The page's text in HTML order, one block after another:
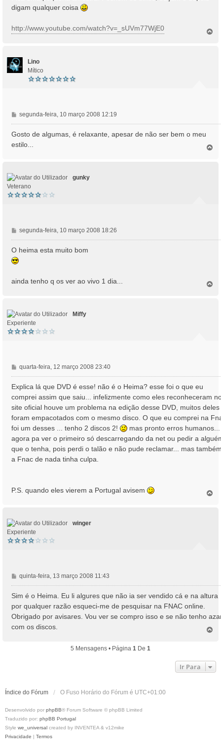
digam qualquer coisa
http://www.youtube.com/watch?v=_sUVm77WjE0
Lino
Mítico
M
e
a
m
segunda-feira, 10 março 2008 12:19
Gosto de algumas, é relaxante, apesar de não ser bem o meu
estilo...
gunky
Veterano
M
e
n
s
a
e
segunda-feira, 10 março 2008 18:26
O heima esta muito bom
ainda tenho q os ver ao vivo 1 dia...
Miffy
Experiente
M
e
n
s
a
g
e
m
quarta-feira, 12 março 2008 23:40
Explica lá que DVD é esse! não é o Heima? esse foi o que eu
comprei assim que saiu... infelizmente como eles reconheceram
site oficial houve um problema na edição desse DVD, muitos deles
foram empacotados com o mesmo disco. O que eu comprei na
foi um desses ... tenho 2 discos 2!
mas pronto erros humanos...
agora pa ver o primeiro só descarregando da net ou pedir a
que o tenha, pois perdi o talão e não pude reclamar... mas
a Fnac de nada tinha culpa.
P.S. quando eles vierem a Portugal avisem
winger
Experiente
M
e
n
g
e
quinta-feira, 13 março 2008 11:43
Sim é o Heima. Eu li algures que não ia ser vendido cá e na altura
por qualquer razão esqueci-me de pesquisar na FNAC online.
Obrigado por avisares. Vou ver se compro isso e se não tenho
com os discos.
5 Mensagens • Página 1 De 1
Ir Para
Índice do Fórum O Fuso Horário do Fórum é UTC+01:00
Desenvolvido por phpBB® Forum Software © phpBB Limited
Traduzido por: phpBB Portugal
Style we_universal created by INVENTEA & v12mike
Privacidade | Termos